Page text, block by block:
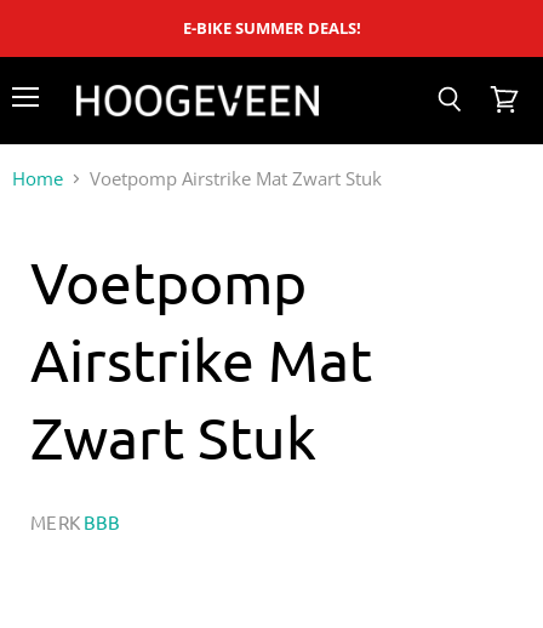
E-BIKE SUMMER DEALS!
Home Voetpomp Airstrike Mat Zwart Stuk
Voetpomp
Airstrike Mat
Zwart Stuk
MERK BBB